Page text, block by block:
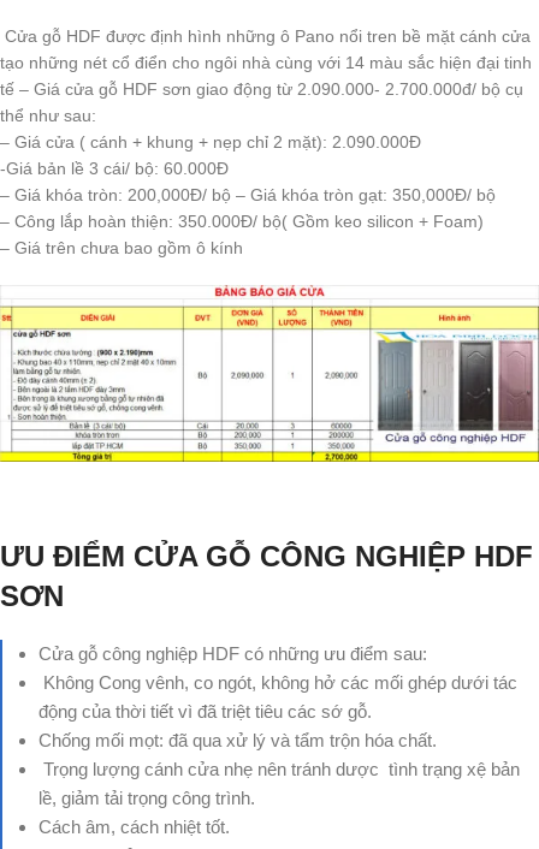
Cửa gỗ HDF được định hình những ô Pano nổi tren bề mặt cánh cửa
tạo những nét cổ điển cho ngôi nhà cùng với 14 màu sắc hiện đại tinh
tế – Giá cửa gỗ HDF sơn giao động từ 2.090.000- 2.700.000đ/ bộ cụ
thể như sau:
– Giá cửa ( cánh + khung + nẹp chỉ 2 mặt): 2.090.000Đ
-Giá bản lề 3 cái/ bộ: 60.000Đ
– Giá khóa tròn: 200,000Đ/ bộ – Giá khóa tròn gạt: 350,000Đ/ bộ
– Công lắp hoàn thiện: 350.000Đ/ bộ( Gồm keo silicon + Foam)
– Giá trên chưa bao gồm ô kính
ƯU ĐIỂM CỬA GỖ CÔNG NGHIỆP HDF
SƠN
Cửa gỗ công nghiệp HDF có những ưu điểm sau:
Không Cong vênh, co ngót, không hở các mối ghép dưới tác
động của thời tiết vì đã triệt tiêu các sớ gỗ.
Chống mối mọt: đã qua xử lý và tẩm trộn hóa chất.
Trọng lượng cánh cửa nhẹ nên tránh dược tình trạng xệ bản
lề, giảm tải trọng công trình.
Cách âm, cách nhiệt tốt.